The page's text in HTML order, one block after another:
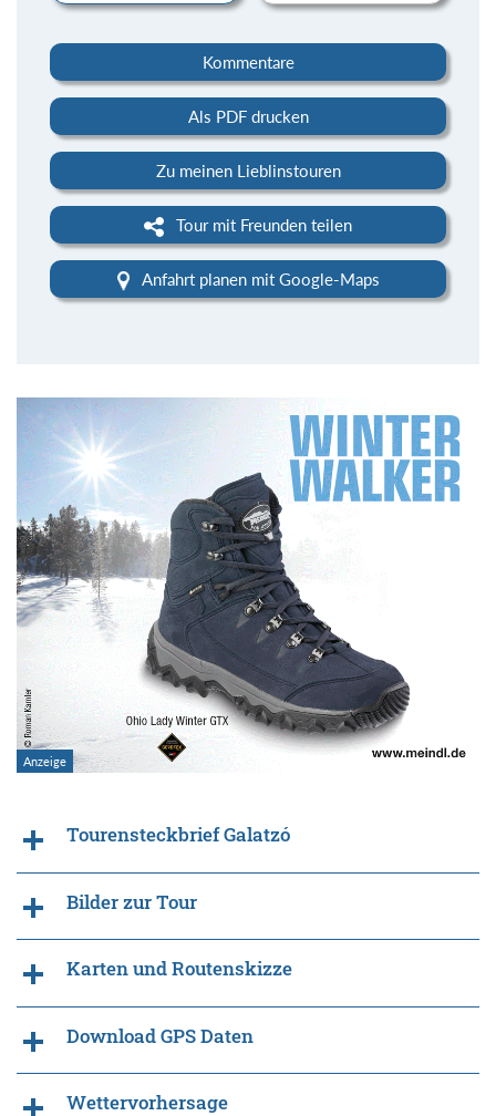
Kommentare
Als PDF drucken
Zu meinen Lieblinstouren
Tour mit Freunden teilen
Anfahrt planen mit Google-Maps
Tourensteckbrief Galatzó
Bilder zur Tour
Karten und Routenskizze
Download GPS Daten
Wettervorhersage